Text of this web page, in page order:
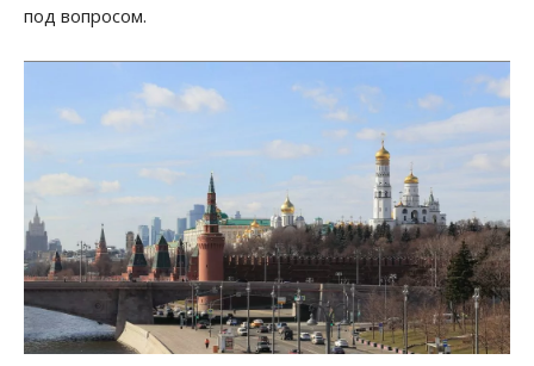
под вопросом.